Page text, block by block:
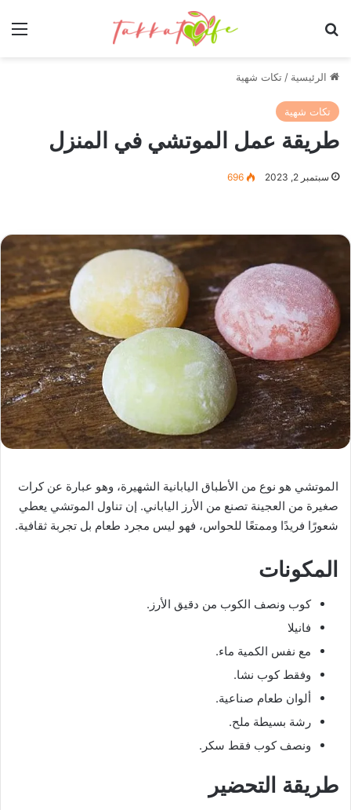
الرئيسية / تكات شهية
تكات شهية
طريقة عمل الموتشي في المنزل
سبتمبر 2, 2023 696
الموتشي هو نوع من الأطباق اليابانية الشهيرة، وهو عبارة عن كرات
صغيرة من العجينة تصنع من الأرز الياباني. إن تناول الموتشي يعطي
شعورًا فريدًا وممتعًا للحواس، فهو ليس مجرد طعام بل تجربة ثقافية.
المكونات
كوب ونصف الكوب من دقيق الأرز.
فانيلا
مع نفس الكمية ماء.
وفقط كوب نشا.
ألوان طعام صناعية.
رشة بسيطة ملح.
ونصف كوب فقط سكر.
طريقة التحضير